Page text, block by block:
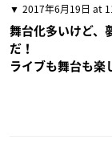
2017年6月19日 at
舞台化多いけど、
だ！
ライブも舞台も楽